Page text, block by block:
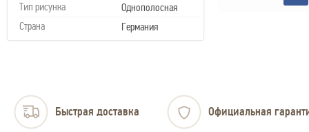
Тип рисунка
Однополосная
Страна
Германия
Быстрая доставка Официальная